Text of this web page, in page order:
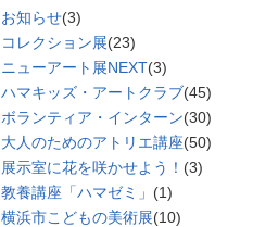
お知らせ(3)
コレクション展(23)
ニューアート展NEXT(3)
ハマキッズ・アートクラブ(45)
ボランティア・インターン(30)
大人のためのアトリエ講座(50)
展示室に花を咲かせよう！ (3)
教養講座「ハマゼミ」 (1)
横浜市こどもの美術展(10)